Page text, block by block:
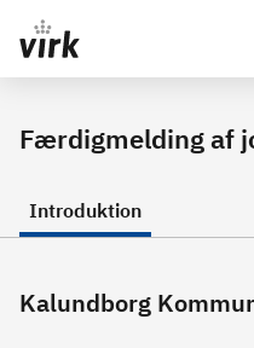
Gå direkte til indhold
Færdigmelding af
Introduktion
Kalundborg